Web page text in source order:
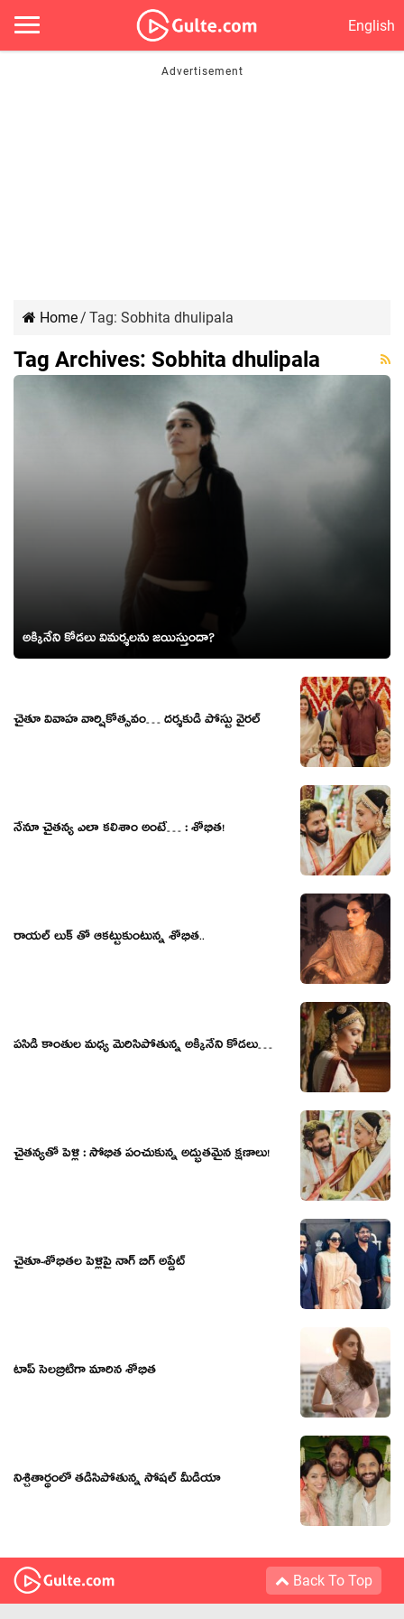
English
Home/ Tag: Sobhita dhulipala
Tag Archives: Sobhita dhulipala
అక్కినేని కోడలు విమర్శలను జయిస్తుందా?
చైతూ వివాహ వార్షికోత్సవం… దర్శకుడి పోస్టు వైరల్
నేనూ చైతన్య ఎలా కలిశాం అంటే… : శోభిత!
రాయల్ లుక్ తో ఆకట్టుకుంటున్న శోభిత..
పసిడి కాంతుల మధ్య మెరిసిపోతున్న అక్కినేని కోడలు…
చైతన్యతో పెళ్లి : సోభిత పంచుకున్న అద్భుతమైన క్షణాలు!
చైతూ-శోభితల పెళ్లిపై నాగ్ బిగ్ అప్డేట్
టాప్ సెలబ్రిటీగా మారిన శోభిత
నిశ్చితార్థంలో తడిసిపోతున్న సోషల్ మీడియా
Back To Top